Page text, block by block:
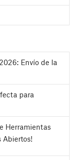
Envío de la
para
Herramientas
Abiertos!